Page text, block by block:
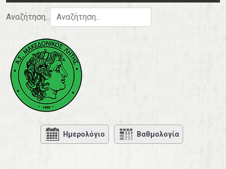
Αναζήτηση...
Ημερολόγιο Βαθμολογία